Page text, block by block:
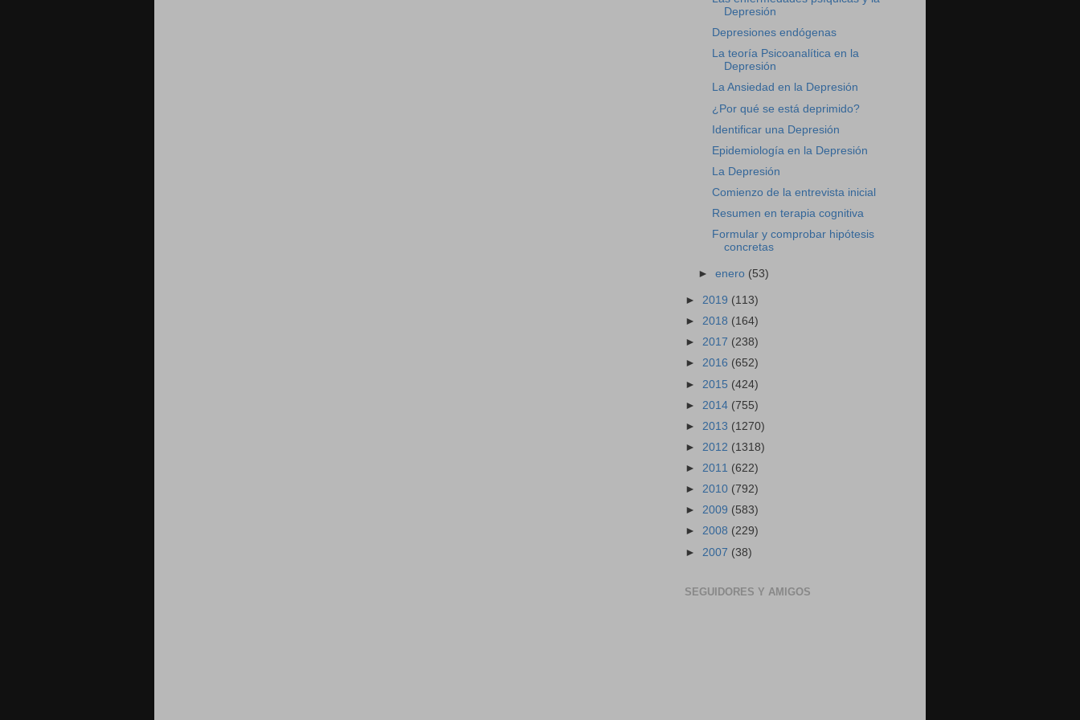
Depresión
Depresiones endógenas
La teoría Psicoanalítica en la
Depresión
La Ansiedad en la Depresión
¿Por qué se está deprimido?
Identificar una Depresión
Epidemiología en la Depresión
La Depresión
Comienzo de la entrevista inicial
Resumen en terapia cognitiva
Formular y comprobar hipótesis
concretas
►enero (53)
► 2019 (113)
► 2018 (164)
► 2017 (238)
► 2016 (652)
► 2015 (424)
► 2014 (755)
► 2013 (1270)
► 2012 (1318)
► 2011 (622)
► 2010 (792)
► 2009 (583)
► 2008 (229)
► 2007 (38)
SEGUIDORES Y AMIGOS